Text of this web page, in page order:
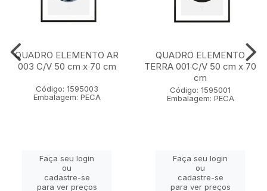
QUADRO ELEMENTO AR
003 C/V 50 cm x 70 cm
Código: 1595003
Embalagem: PECA
Faça seu login
ou
cadastre-se
para ver preços
QUADRO ELEMENTO
TERRA 001 C/V 50 cm x 70
cm
Código: 1595001
Embalagem: PECA
Faça seu login
ou
cadastre-se
para ver preços